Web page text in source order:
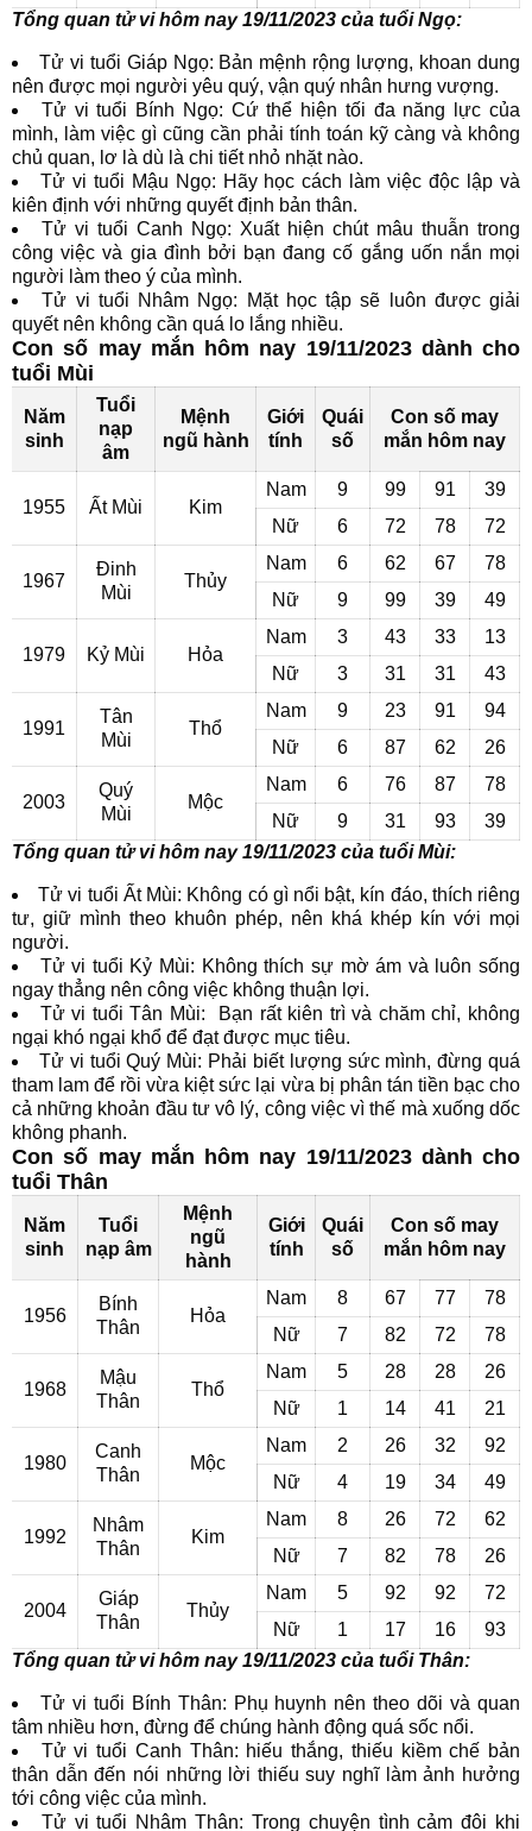
Tổng quan tử vi hôm nay 19/11/2023 của tuổi Ngọ:
Tử vi tuổi Giáp Ngọ: Bản mệnh rộng lượng, khoan dung
nên được mọi người yêu quý, vận quý nhân hưng vượng.
Tử vi tuổi Bính Ngọ: Cứ thể hiện tối đa năng lực của
mình, làm việc gì cũng cần phải tính toán kỹ càng và không
chủ quan, lơ là dù là chi tiết nhỏ nhặt nào.
Tử vi tuổi Mậu Ngọ: Hãy học cách làm việc độc lập và
kiên định với những quyết định bản thân.
Tử vi tuổi Canh Ngọ: Xuất hiện chút mâu thuẫn trong
công việc và gia đình bởi bạn đang cố gắng uốn nắn mọi
người làm theo ý của mình.
Tử vi tuổi Nhâm Ngọ: Mặt học tập sẽ luôn được giải
quyết nên không cần quá lo lắng nhiều.
Con số may mắn hôm nay 19/11/2023 dành cho
tuổi Mùi
Năm
sinh
Tuổi
nạp
âm
Mệnh
ngũ hành
Giới
tính
Quái
số
Con số may
mắn hôm nay
1955 Ất Mùi Kim
Nam 9 99 91
39
Nữ
6 72 78 72
1967
Đinh
Mùi
Thủy
Nam 6 62 67
78
Nữ
9 99 39 49
1979 Kỷ Mùi Hỏa
Nam 3 43 33
13
Nữ
3 31 31 43
1991
Tân
Mùi
Thổ
Nam 9 23 91
94
Nữ
6 87 62 26
2003
Quý
Mùi
Mộc
Nam 6 76 87
78
Nữ
9 31 93
39
Tổng quan tử vi hôm nay 19/11/2023 của tuổi Mùi:
Tử vi tuổi Ất Mùi: Không có gì nổi bật, kín đáo, thích riêng
tư, giữ mình theo khuôn phép, nên khá khép kín với mọi
người.
Tử vi tuổi Kỷ Mùi: Không thích sự mờ ám và luôn sống
ngay thẳng nên công việc không thuận lợi.
Tử vi tuổi Tân Mùi: Bạn rất kiên trì và chăm chỉ, không
ngại khó ngại khổ để đạt được mục tiêu.
Tử vi tuổi Quý Mùi: Phải biết lượng sức mình, đừng quá
tham lam để rồi vừa kiệt sức lại vừa bị phân tán tiền bạc cho
cả những khoản đầu tư vô lý, công việc vì thế mà xuống dốc
không phanh.
Con số may mắn hôm nay 19/11/2023 dành cho
tuổi Thân
Năm
sinh
Tuổi
nạp âm
Mệnh
ngũ
hành
Giới
tính
Quái
số
Con số may
mắn hôm nay
1956
Bính
Thân
Hỏa
Nam 8 67 77
78
Nữ
7 82 72 78
1968
Mậu
Thân
Thổ
Nam 5 28 28
26
Nữ
1 14 41 21
1980
Canh
Thân
Mộc
Nam 2 26 32
92
Nữ
4 19 34 49
1992
Nhâm
Thân
Kim
Nam 8 26 72
62
Nữ
7 82 78 26
2004
Giáp
Thân
Thủy
Nam 5 92 92
72
Nữ
1 17 16
93
Tổng quan tử vi hôm nay 19/11/2023 của tuổi Thân:
Tử vi tuổi Bính Thân: Phụ huynh nên theo dõi và quan
tâm nhiều hơn, đừng để chúng hành động quá sốc nổi.
Tử vi tuổi Canh Thân: hiếu thắng, thiếu kiềm chế bản
thân dẫn đến nói những lời thiếu suy nghĩ làm ảnh hưởng
tới công việc của mình.
Tử vi tuổi Nhâm Thân: Trong chuyện tình cảm đôi khi